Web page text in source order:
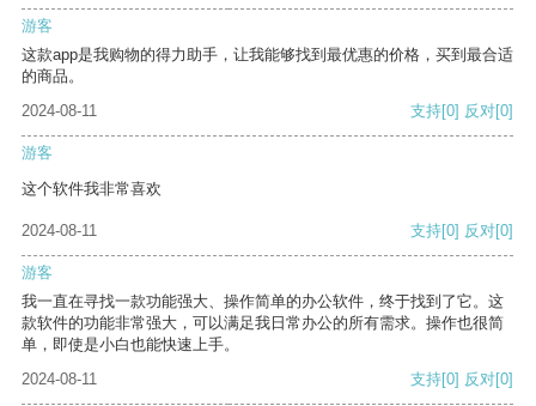
游客
这款app是我购物的得力助手，让我能够找到最优惠的价格，买到最合适
的商品。
2024-08-11
支持[0] 反对[0]
游客
这个软件我非常喜欢
2024-08-11 支持[0] 反对[0]
游客
我一直在寻找一款功能强大、操作简单的办公软件，终于找到了它。这
款软件的功能非常强大，可以满足我日常办公的所有需求。操作也很简
单，即使是小白也能快速上手。
2024-08-11
支持[0] 反对[0]